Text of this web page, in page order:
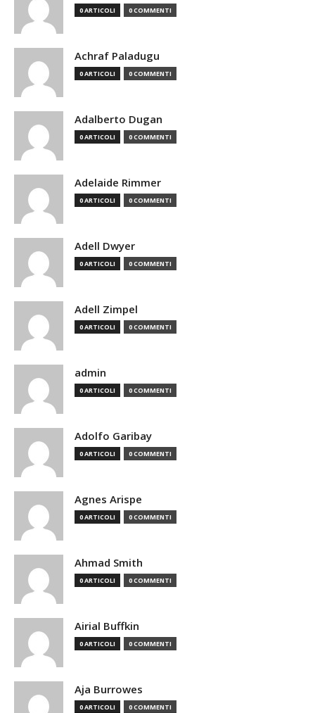
0 ARTICOLI 0 COMMENTI
Achraf Paladugu
0 ARTICOLI 0 COMMENTI
Adalberto Dugan
0 ARTICOLI 0 COMMENTI
Adelaide Rimmer
0 ARTICOLI 0 COMMENTI
Adell Dwyer
0 ARTICOLI 0 COMMENTI
Adell Zimpel
0 ARTICOLI 0 COMMENTI
admin
0 ARTICOLI 0 COMMENTI
Adolfo Garibay
0 ARTICOLI 0 COMMENTI
Agnes Arispe
0 ARTICOLI 0 COMMENTI
Ahmad Smith
0 ARTICOLI 0 COMMENTI
Airial Buffkin
0 ARTICOLI 0 COMMENTI
Aja Burrowes
0 ARTICOLI 0 COMMENTI